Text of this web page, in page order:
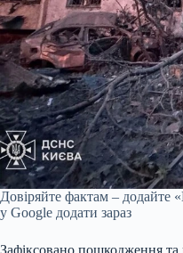
Довіряйте фактам – додайте
у Google додати зараз
Зафіксовано пошкодження